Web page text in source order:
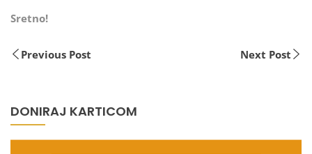
Sretno!
Previous Post Next Post
DONIRAJ KARTICOM